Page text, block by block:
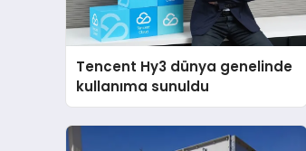
Tencent Hy3 dünya genelinde
kullanıma sunuldu